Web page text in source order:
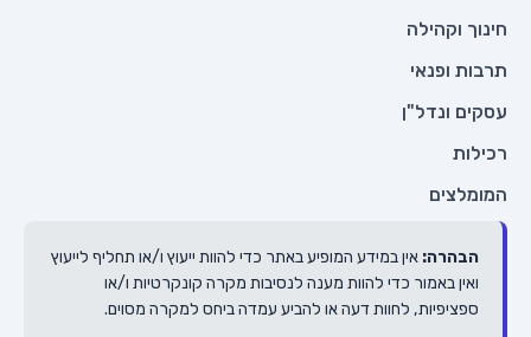
חינוך וקהילה
תרבות ופנאי
עסקים ונדל"ן
רכילות
המומלצים
הבהרה: אין במידע המופיע באתר כדי להוות ייעוץ ו/או תחליף לייעוץ
ואין באמור כדי להוות מענה לנסיבות מקרה קונקרטיות ו/או
ספציפיות, לחוות דעה או להביע עמדה ביחס למקרה מסוים.